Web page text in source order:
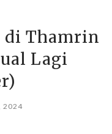
di Thamrin
Lagi
2024